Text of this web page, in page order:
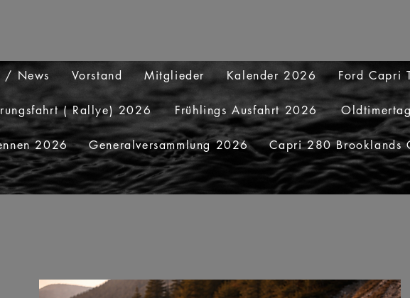
/ News Vorstand Mitglieder Kalender 2026 Ford Capri
( Rallye) 2026 Frühlings Ausfahrt 2026
2026 Generalversammlung 2026 Capri 280 Brooklands